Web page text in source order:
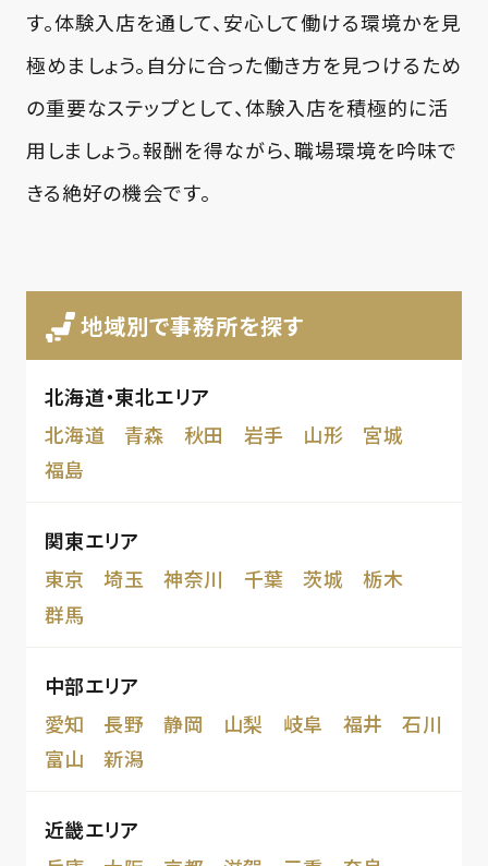
す。体験入店を通して、安心して働ける環境かを見
極めましょう。自分に合った働き方を見つけるため
の重要なステップとして、体験入店を積極的に活
用しましょう。報酬を得ながら、職場環境を吟味で
きる絶好の機会です。
地域別で事務所を探す
北海道・東北エリア
北海道
青森 秋田 岩手 山形
宮城
福島
関東エリア
東京
埼玉 神奈川 千葉 茨城
栃木
群馬
中部エリア
愛知
長野 静岡 山梨 岐阜 福井
石川
富山
新潟
近畿エリア